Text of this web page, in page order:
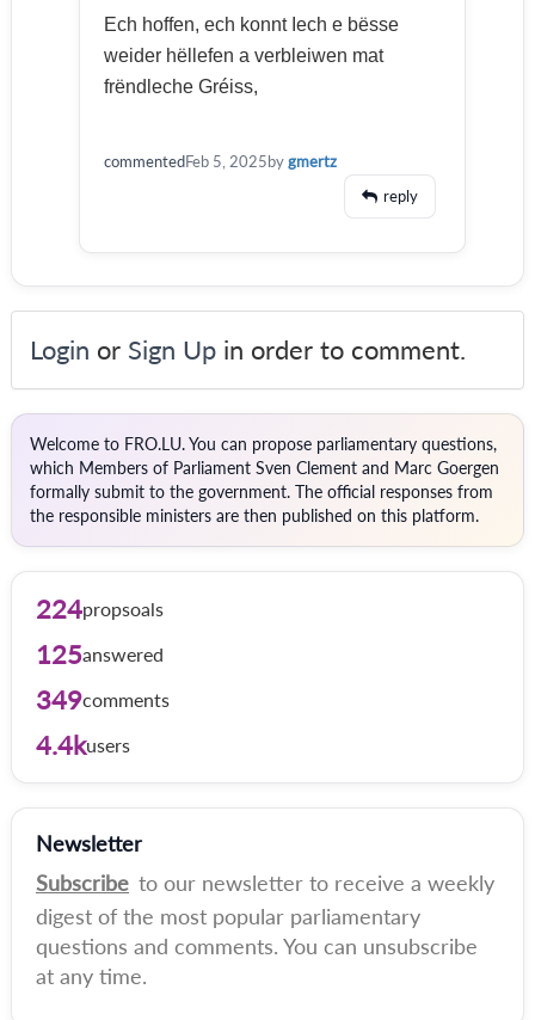
Ech hoffen, ech konnt Iech e bësse
weider hëllefen a verbleiwen mat
frëndleche Gréiss,
commentedFeb 5, 2025bygmertz
reply
Login or Sign Up in order to comment.
Welcome to FRO.LU. You can propose parliamentary questions,
which Members of Parliament Sven Clement and Marc Goergen
formally submit to the government. The official responses from
the responsible ministers are then published on this platform.
224propsoals
125answered
349comments
4.4kusers
Newsletter
Subscribe to our newsletter to receive a weekly
digest of the most popular parliamentary
questions and comments. You can unsubscribe
at any time.